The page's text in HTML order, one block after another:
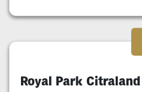
Royal Park Citraland